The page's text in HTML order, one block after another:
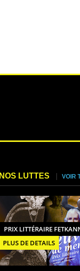
NOS LUTTES VOIR
PRIX LITTÉRAIRE
PLUS DE DETAILS